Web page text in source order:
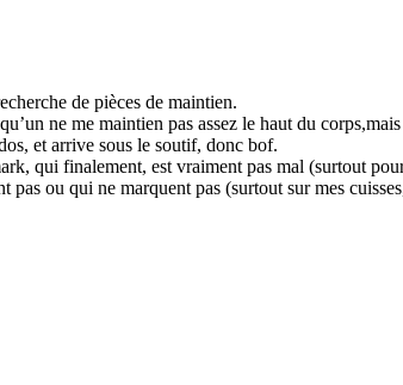
de pièces de maintien.
ne me maintien pas assez le haut du
et arrive sous le soutif, donc bof.
qui finalement, est vraiment pas mal (surtout
pas ou qui ne marquent pas (surtout sur mes